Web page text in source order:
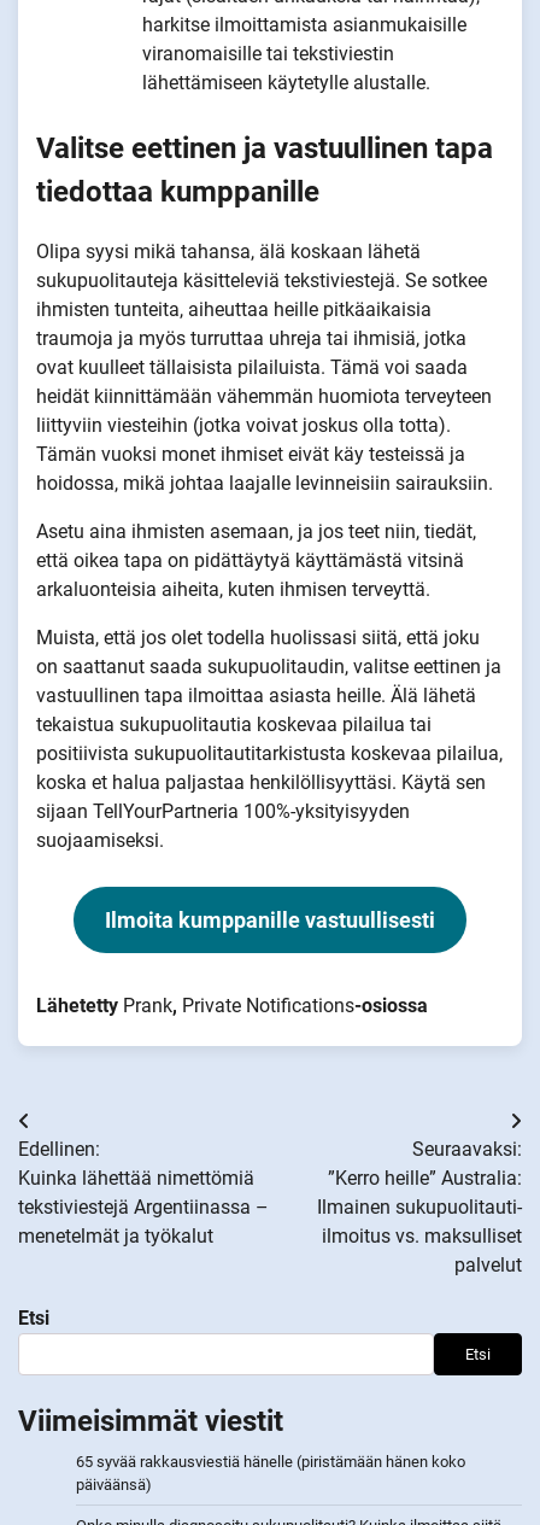
harkitse ilmoittamista asianmukaisille
viranomaisille tai tekstiviestin
lähettämiseen käytetylle alustalle.
Valitse eettinen ja vastuullinen tapa
tiedottaa kumppanille
Olipa syysi mikä tahansa, älä koskaan lähetä
sukupuolitauteja käsitteleviä tekstiviestejä. Se sotkee
ihmisten tunteita, aiheuttaa heille pitkäaikaisia
traumoja ja myös turruttaa uhreja tai ihmisiä, jotka
ovat kuulleet tällaisista pilailuista. Tämä voi saada
heidät kiinnittämään vähemmän huomiota terveyteen
liittyviin viesteihin (jotka voivat joskus olla totta).
Tämän vuoksi monet ihmiset eivät käy testeissä ja
hoidossa, mikä johtaa laajalle levinneisiin sairauksiin.
Asetu aina ihmisten asemaan, ja jos teet niin, tiedät,
että oikea tapa on pidättäytyä käyttämästä vitsinä
arkaluonteisia aiheita, kuten ihmisen terveyttä.
Muista, että jos olet todella huolissasi siitä, että joku
on saattanut saada sukupuolitaudin, valitse eettinen ja
vastuullinen tapa ilmoittaa asiasta heille. Älä lähetä
tekaistua sukupuolitautia koskevaa pilailua tai
positiivista sukupuolitautitarkistusta koskevaa pilailua,
koska et halua paljastaa henkilöllisyyttäsi. Käytä sen
sijaan TellYourPartneria 100%-yksityisyyden
suojaamiseksi.
Ilmoita kumppanille vastuullisesti
Lähetetty Prank, Private Notifications-osiossa
Artikkelien
selaus
Edellinen:
Kuinka lähettää nimettömiä
tekstiviestejä Argentiinassa –
menetelmät ja työkalut
Seuraavaksi:
”Kerro heille” Australia:
Ilmainen sukupuolitauti-
ilmoitus vs. maksulliset
palvelut
Etsi
Etsi
Viimeisimmät viestit
65 syvää rakkausviestiä hänelle (piristämään hänen koko
päiväänsä)